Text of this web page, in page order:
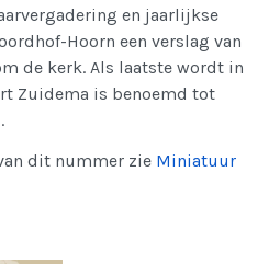
en jaarlijkse
Hoorn een verslag van
de kerk. Als laatste wordt in
Zuidema is benoemd tot
dit nummer zie Miniatuur